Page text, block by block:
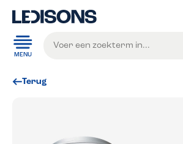
hoofdinhoud
MENU
Terug